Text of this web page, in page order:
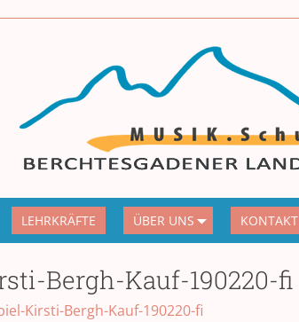
LEHRKRÄFTE ÜBER UNS KONTAKT
Bergh-Kauf-190220-fi
Kirsti-Bergh-Kauf-190220-fi